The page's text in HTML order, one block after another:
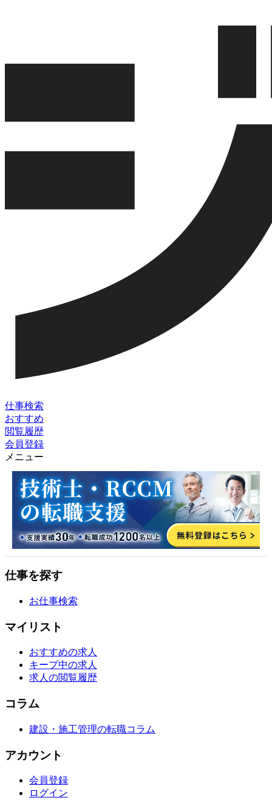
仕事検索
おすすめ
閲覧履歴
会員登録
メニュー
仕事を探す
お仕事検索
マイリスト
おすすめの求人
キープ中の求人
求人の閲覧履歴
コラム
建設・施工管理の転職コラム
アカウント
会員登録
ログイン